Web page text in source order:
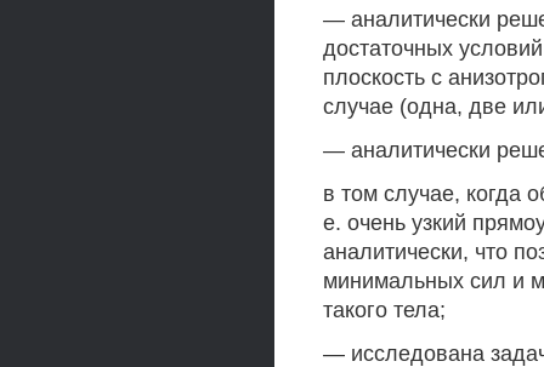
— аналитически
достаточных
плоскость с
случае (одна, две
— аналитически
в том случае, когда
е. очень узкий
аналитически, что
минимальных сил и
такого тела;
— исследована